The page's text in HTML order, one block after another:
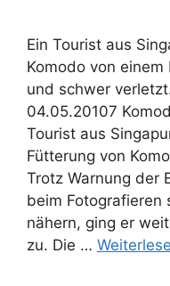
Ein Tourist aus
Komodo von
und schwer
04.05.20107
Tourist aus
Fütterung von
Trotz Warnung der
beim Fotografieren
nähern, ging er
zu. Die …